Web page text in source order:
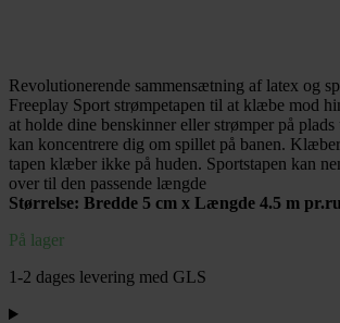
Freeplay
Sport
antal
Revolutionerende sammensætning af latex og
Freeplay Sport strømpetapen til at klæbe mod
at holde dine benskinner eller strømper på plads
kan koncentrere dig om spillet på banen.
tapen klæber ikke på huden. Sportstapen kan
over til den passende længde
Størrelse: Bredde 5 cm x Længde 4.5 m
På lager
1-2 dages levering med GLS